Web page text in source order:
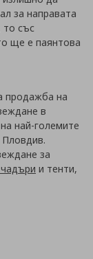
за направата
то със
ще е паянтова
продажба на
в
най-големите
за
и тенти,